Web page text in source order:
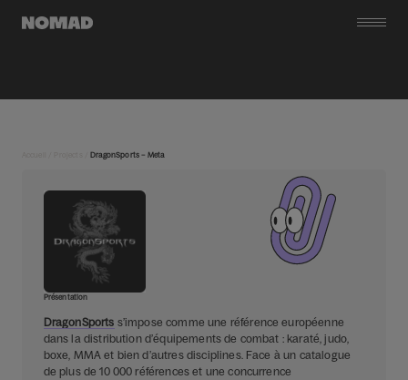
DragonSports – Meta
Présentation
DragonSports s’impose comme une référence européenne
dans la distribution d’équipements de combat : karaté, judo,
boxe, MMA et bien d’autres disciplines. Face à un catalogue
de plus de 10 000 références et une concurrence